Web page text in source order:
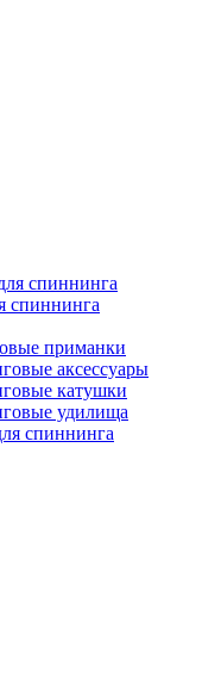
спиннинга
спиннинга
приманки
аксессуары
катушки
удилища
спиннинга